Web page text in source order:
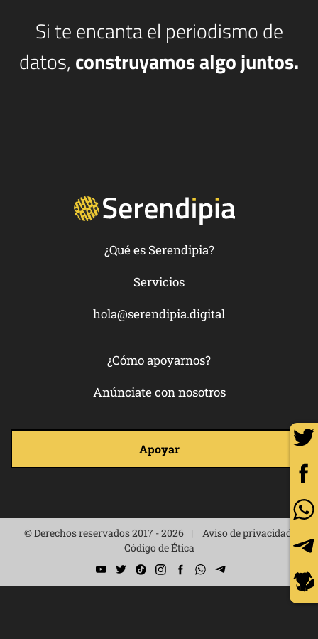
Si te encanta el periodismo de
datos, construyamos algo juntos.
¿Qué es Serendipia?
Servicios
hola@serendipia.digital
¿Cómo apoyarnos?
Anúnciate con nosotros
Apoyar
© Derechos reservados 2017 - 2026
Aviso de privacidad
Código de Ética